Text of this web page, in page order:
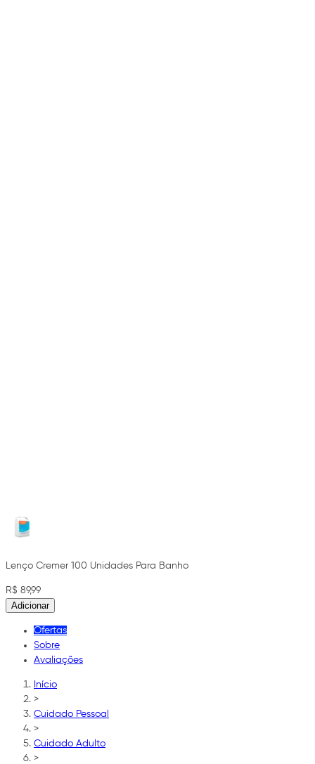
Lenço Cremer 100 Unidades Para Banho
R$ 89,99
Adicionar
Ofertas
Sobre
Avaliações
Início
>
Cuidado Pessoal
>
Cuidado Adulto
>